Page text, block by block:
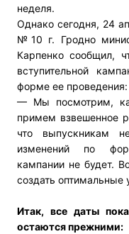
неделя.
Однако сегодня, 24
№10 г. Гродно
Карпенко сообщил,
вступительной
форме ее проведения:
— Мы посмотрим,
примем взвешенное
что выпускникам
изменений по
кампании не будет.
создать оптимальные
Итак, все даты
остаются прежними: